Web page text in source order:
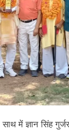
में ज्ञान सिंह